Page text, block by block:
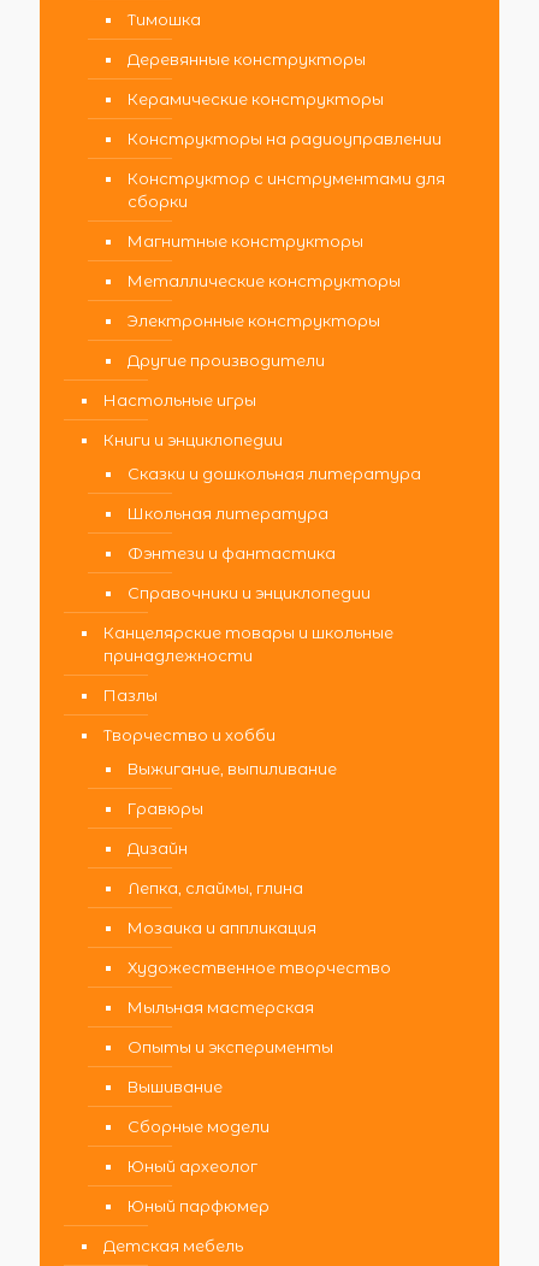
Тимошка
Деревянные конструкторы
Керамические конструкторы
Конструкторы на радиоуправлении
Конструктор с инструментами для
сборки
Магнитные конструкторы
Металлические конструкторы
Электронные конструкторы
Другие производители
Настольные игры
Книги и энциклопедии
Сказки и дошкольная литература
Школьная литература
Фэнтези и фантастика
Справочники и энциклопедии
Канцелярские товары и школьные
принадлежности
Пазлы
Творчество и хобби
Выжигание, выпиливание
Гравюры
Дизайн
Лепка, слаймы, глина
Мозаика и аппликация
Художественное творчество
Мыльная мастерская
Опыты и эксперименты
Вышивание
Сборные модели
Юный археолог
Юный парфюмер
Детская мебель